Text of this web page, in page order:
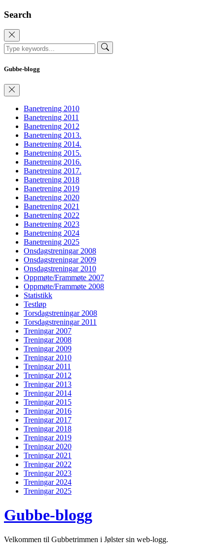
Search
Gubbe-blogg
Banetrening 2010
Banetrening 2011
Banetrening 2012
Banetrening 2013.
Banetrening 2014.
Banetrening 2015.
Banetrening 2016.
Banetrening 2017.
Banetrening 2018
Banetrening 2019
Banetrening 2020
Banetrening 2021
Banetrening 2022
Banetrening 2023
Banetrening 2024
Banetrening 2025
Onsdagstreningar 2008
Onsdagstreningar 2009
Onsdagstreningar 2010
Oppmøte/Frammøte 2007
Oppmøte/Frammøte 2008
Statistikk
Testløp
Torsdagstreningar 2008
Torsdagstreningar 2011
Treningar 2007
Treningar 2008
Treningar 2009
Treningar 2010
Treningar 2011
Treningar 2012
Treningar 2013
Treningar 2014
Treningar 2015
Treningar 2016
Treningar 2017
Treningar 2018
Treningar 2019
Treningar 2020
Treningar 2021
Treningar 2022
Treningar 2023
Treningar 2024
Treningar 2025
Gubbe-blogg
Velkommen til Gubbetrimmen i Jølster sin web-logg.